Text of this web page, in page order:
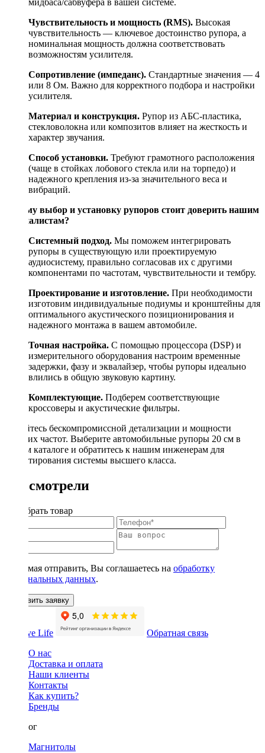
мидбаса/сабвуфера в вашей системе.
Чувствительность и мощность (RMS). Высокая
чувствительность — ключевое достоинство рупора, а
номинальная мощность должна соответствовать
возможностям усилителя.
Сопротивление (импеданс). Стандартные значения — 4
или 8 Ом. Важно для корректного подбора и настройки
усилителя.
Материал и конструкция. Рупор из АБС-пластика,
стекловолокна или композитов влияет на жесткость и
характер звучания.
Способ установки. Требуют грамотного расположения
(чаще в стойках лобового стекла или на торпедо) и
надежного крепления из-за значительного веса и
вибраций.
Почему выбор и установку рупоров стоит доверить нашим
специалистам?
Системный подход. Мы поможем интегрировать
рупоры в существующую или проектируемую
аудиосистему, правильно согласовав их с другими
компонентами по частотам, чувствительности и тембру.
Проектирование и изготовление. При необходимости
изготовим индивидуальные подиумы и кронштейны для
оптимального акустического позиционирования и
надежного монтажа в вашем автомобиле.
Точная настройка. С помощью процессора (DSP) и
измерительного оборудования настроим временные
задержки, фазу и эквалайзер, чтобы рупоры идеально
влились в общую звуковую картину.
Комплектующие. Подберем соответствующие
кроссоверы и акустические фильтры.
Добейтесь бескомпромиссной детализации и мощности
средних частот. Выберите автомобильные рупоры 20 см в
нашем каталоге и обратитесь к нашим инженерам для
проектирования системы высшего класса.
Вы смотрели
Подобрать товар
Нажимая отправить, Вы соглашаетесь на обработку
персональных данных.
Оставить заявку
Обратная связь
О нас
Доставка и оплата
Наши клиенты
Контакты
Как купить?
Бренды
Каталог
Магнитолы